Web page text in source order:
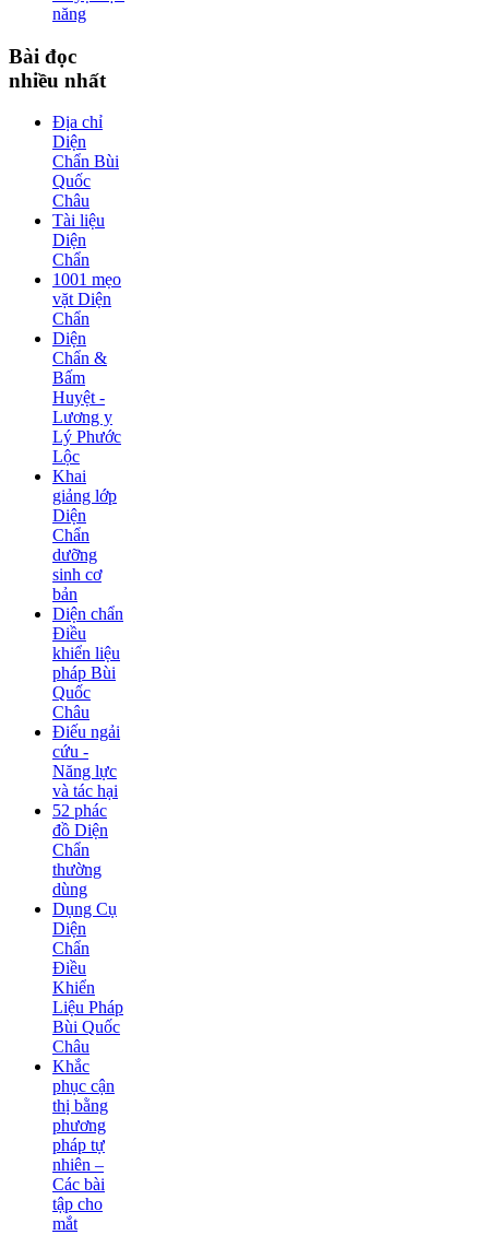
năng
Bài đọc
nhiều nhất
Địa chỉ
Diện
Chẩn Bùi
Quốc
Châu
Tài liệu
Diện
Chẩn
1001 mẹo
vặt Diện
Chẩn
Diện
Chẩn &
Bấm
Huyệt -
Lương y
Lý Phước
Lộc
Khai
giảng lớp
Diện
Chẩn
dưỡng
sinh cơ
bản
Diện chẩn
Điều
khiển liệu
pháp Bùi
Quốc
Châu
Điếu ngải
cứu -
Năng lực
và tác hại
52 phác
đồ Diện
Chẩn
thường
dùng
Dụng Cụ
Diện
Chẩn
Điều
Khiển
Liệu Pháp
Bùi Quốc
Châu
Khắc
phục cận
thị bằng
phương
pháp tự
nhiên –
Các bài
tập cho
mắt